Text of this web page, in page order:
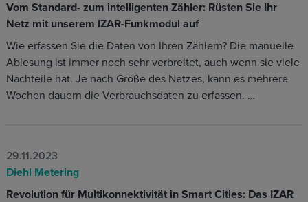
Vom Standard- zum intelligenten Zähler: Rüsten Sie Ihr
Netz mit unserem IZAR-Funkmodul auf
Wie erfassen Sie die Daten von Ihren Zählern? Die manuelle
Ablesung ist immer noch sehr verbreitet, auch wenn sie viele
Nachteile hat. Je nach Größe des Netzes, kann es mehrere
Wochen dauern die Verbrauchsdaten zu erfassen. …
29.11.2023
Diehl Metering
Revolution für Multikonnektivität in Smart Cities: Das IZAR